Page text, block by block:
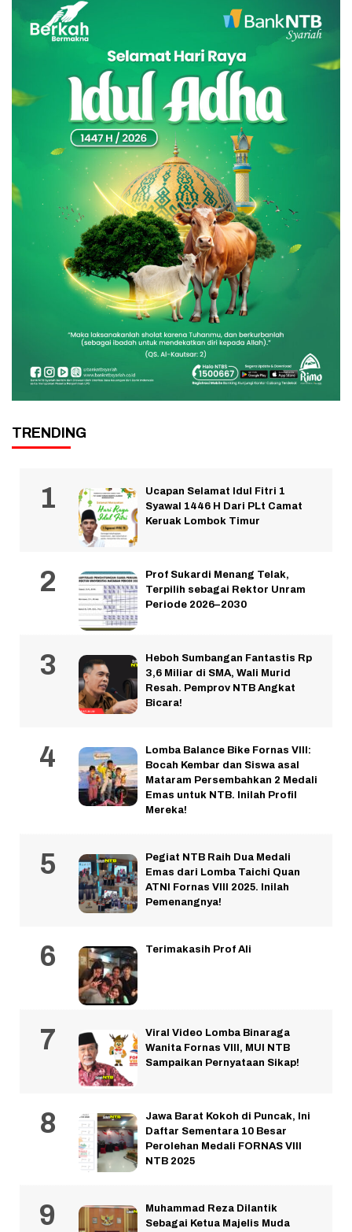
TRENDING
Ucapan Selamat Idul Fitri 1
Syawal 1446 H Dari PLt Camat
Keruak Lombok Timur
Prof Sukardi Menang Telak,
Terpilih sebagai Rektor Unram
Periode 2026–2030
Heboh Sumbangan Fantastis Rp
3,6 Miliar di SMA, Wali Murid
Resah. Pemprov NTB Angkat
Bicara!
Lomba Balance Bike Fornas VIII:
Bocah Kembar dan Siswa asal
Mataram Persembahkan 2 Medali
Emas untuk NTB. Inilah Profil
Mereka!
Pegiat NTB Raih Dua Medali
Emas dari Lomba Taichi Quan
ATNI Fornas VIII 2025. Inilah
Pemenangnya!
Terimakasih Prof Ali
Viral Video Lomba Binaraga
Wanita Fornas VIII, MUI NTB
Sampaikan Pernyataan Sikap!
Jawa Barat Kokoh di Puncak, Ini
Daftar Sementara 10 Besar
Perolehan Medali FORNAS VIII
NTB 2025
Muhammad Reza Dilantik
Sebagai Ketua Majelis Muda